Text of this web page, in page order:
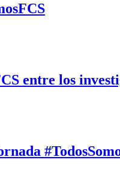
entre los